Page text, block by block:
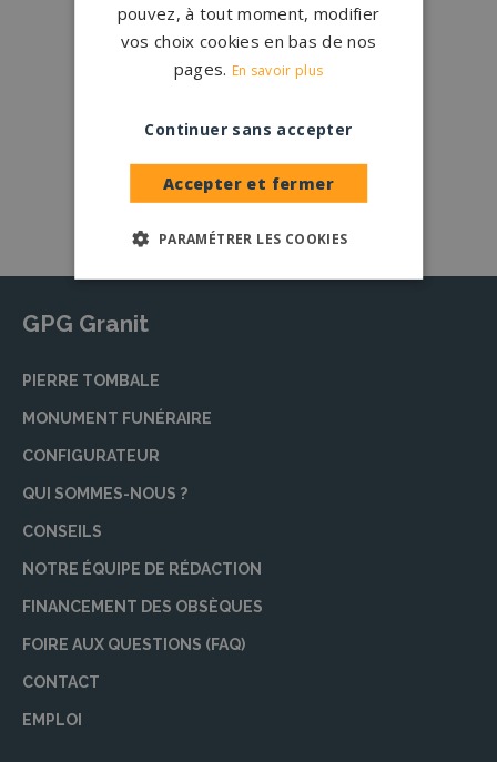
1.200 partenairesen France
Nos partenaires
coloris
Nos granits
GPG Granit
PIERRE TOMBALE
MONUMENT FUNÉRAIRE
CONFIGURATEUR
QUI SOMMES-NOUS ?
CONSEILS
NOTRE ÉQUIPE DE RÉDACTION
FINANCEMENT DES OBSÈQUES
FOIRE AUX QUESTIONS (FAQ)
CONTACT
EMPLOI
pouvez, à tout moment, modifier
vos choix cookies en bas de nos
pages. En savoir plus
Accepter et fermer
Continuer sans accepter
PARAMÉTRER LES COOKIES